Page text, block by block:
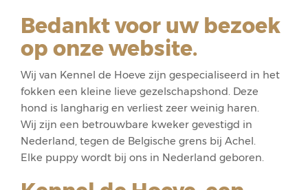
Bedankt voor uw bezoek
op onze website.
Wij van Kennel de Hoeve zijn gespecialiseerd in het
fokken een kleine lieve gezelschapshond. Deze
hond is langharig en verliest zeer weinig haren.
Wij zijn een betrouwbare kweker gevestigd in
Nederland, tegen de Belgische grens bij Achel.
Elke puppy wordt bij ons in Nederland geboren.